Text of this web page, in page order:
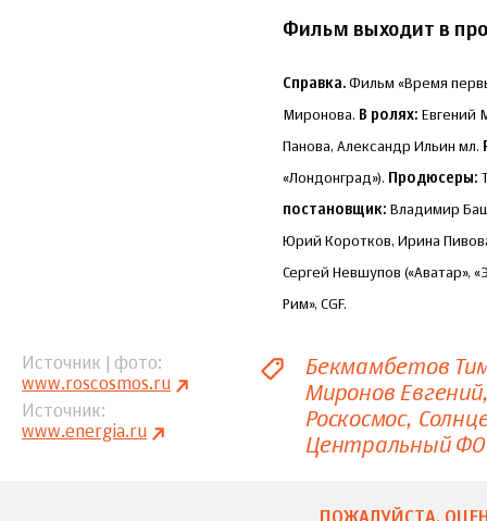
Фильм выходит в
Справка. Фильм «Время
Миронова. В ролях: Евгений
Панова, Александр Ильин мл.
«Лондонград»). Продюсеры:
постановщик: Владимир
Юрий Коротков, Ирина
Сергей Невшупов («Аватар»,
Рим», CGF.
Источник | фото
www.roscosmos.ru
Источник
www.energia.ru
Бекмамбетов
Миронов Евгений
Роскосмос
Центральный ФО